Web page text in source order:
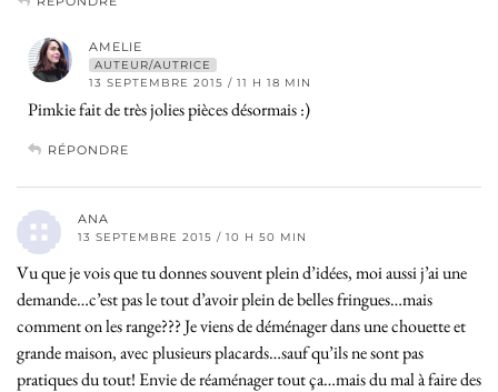
AMELIE
AUTEUR/AUTRICE
13 SEPTEMBRE 2015 / 11 H 18 MIN
Pimkie fait de très jolies pièces désormais :)
RÉPONDRE
ANA
13 SEPTEMBRE 2015 / 10 H 50 MIN
Vu que je vois que tu donnes souvent plein d’idées, moi aussi j’ai une
demande…c’est pas le tout d’avoir plein de belles fringues…mais
comment on les range??? Je viens de déménager dans une chouette et
grande maison, avec plusieurs placards…sauf qu’ils ne sont pas
pratiques du tout! Envie de réaménager tout ça…mais du mal à faire des